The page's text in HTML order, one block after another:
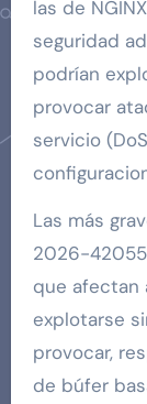
las de
seguridad
podrían
provocar
servicio
Las más
2026-42055
que afectan
explotarse
provocar,
de búfer